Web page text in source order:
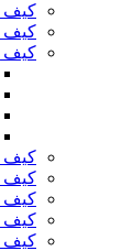
کیف
کیف
کیف
کیف
کیف
کیف
کیف
کیف